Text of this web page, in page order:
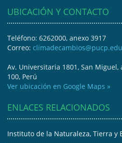
UBICACIÓN Y CONTACTO
Teléfono: 6262000, anexo 3917
Correo:
Av. Universitaria 1801, San
100, Perú
Ver ubicación en Google Maps »
ENLACES RELACIONADOS
Instituto de la Naturaleza, Tierra y